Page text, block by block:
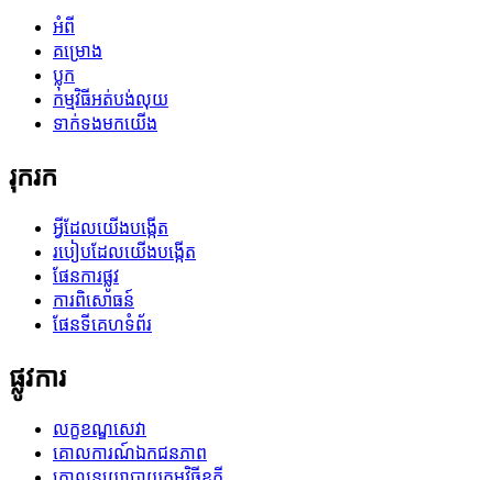
អំពី
គម្រោង
ប្លុក
កម្មវិធីអត់បង់លុយ
ទាក់ទងមកយើង
រុករក
អ្វីដែលយើងបង្កើត
របៀបដែលយើងបង្កើត
ផែនការផ្លូវ
ការពិសោធន៍
ផែនទីគេហទំព័រ
ផ្លូវការ
លក្ខខណ្ឌសេវា
គោលការណ៍ឯកជនភាព